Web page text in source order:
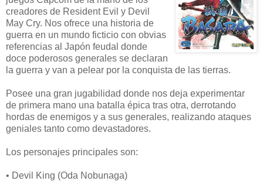
creadores de Resident Evil y Devil
May Cry. Nos ofrece una historia de
guerra en un mundo ficticio con obvias
referencias al Japón feudal donde
doce poderosos generales se declaran
la guerra y van a pelear por la conquista de las tierras.
Posee una gran jugabilidad donde nos deja experimentar
de primera mano una batalla épica tras otra, derrotando
hordas de enemigos y a sus generales, realizando ataques
geniales tanto como devastadores.
Los personajes principales son:
• Devil King (Oda Nobunaga)